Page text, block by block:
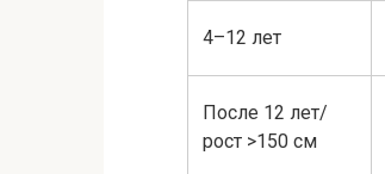
4–12 лет
После 12 лет/
рост >150 см